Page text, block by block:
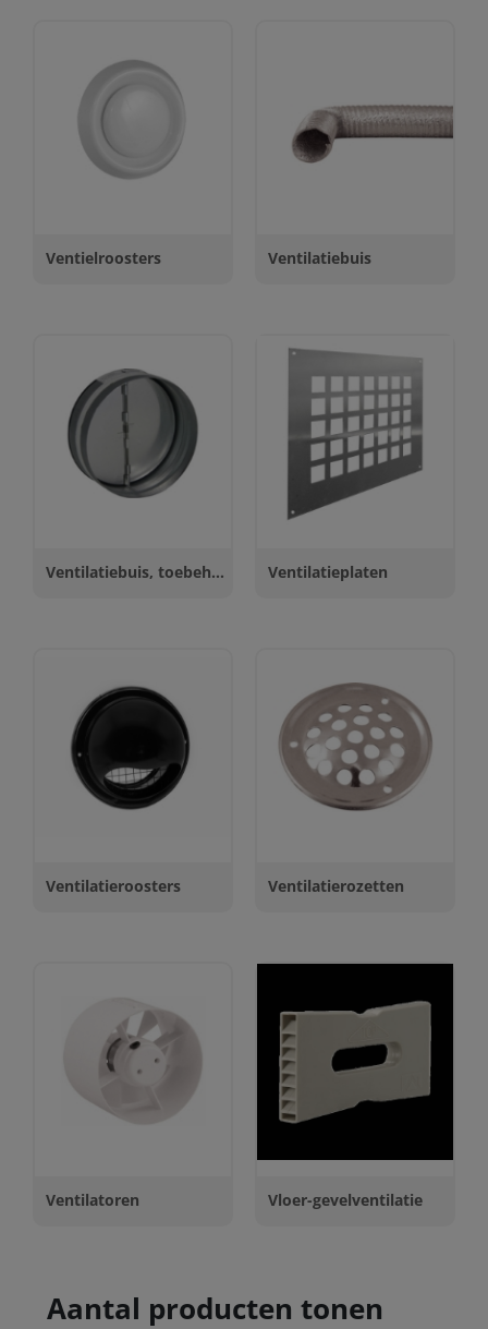
Ventielroosters Ventilatiebuis
Ventilatiebuis, toebehoren Ventilatieplaten
Ventilatieroosters Ventilatierozetten
Ventilatoren Vloer-gevelventilatie
Aantal producten tonen